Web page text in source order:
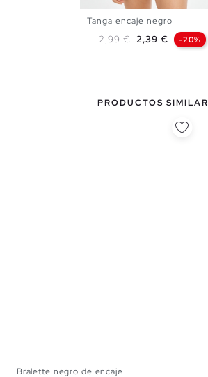
Tanga encaje negro
Precio base
2,99 € Precio
2,39 € -20%
PRODUCTOS
Bralette negro de encaje